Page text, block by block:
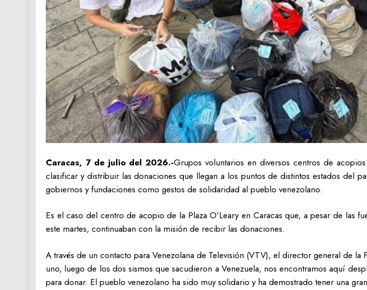
Caracas, 7 de julio del 2026.-Grupos voluntarios en diversos centros de
clasificar y distribuir las donaciones que llegan a los puntos de distintos estados del
gobiernos y fundaciones como gestos de solidaridad al pueblo venezolano.
Es el caso del centro de acopio de la Plaza O’Leary en Caracas que, a pesar de las
este martes, continuaban con la misión de recibir las donaciones.
A través de un contacto para Venezolana de Televisión (VTV), el director general de
uno, luego de los dos sismos que sacudieron a Venezuela, nos encontramos aquí
para donar. El pueblo venezolano ha sido muy solidario y ha demostrado tener una